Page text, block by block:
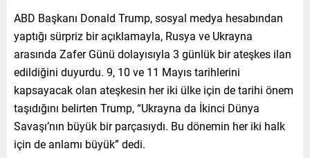
ABD Başkanı Donald Trump, sosyal medya hesabından
yaptığı sürpriz bir açıklamayla, Rusya ve Ukrayna
arasında Zafer Günü dolayısıyla 3 günlük bir ateşkes ilan
edildiğini duyurdu. 9, 10 ve 11 Mayıs tarihlerini
kapsayacak olan ateşkesin her iki ülke için de tarihi önem
taşıdığını belirten Trump, “Ukrayna da İkinci Dünya
Savaşı’nın büyük bir parçasıydı. Bu dönemin her iki halk
için de anlamı büyük” dedi.